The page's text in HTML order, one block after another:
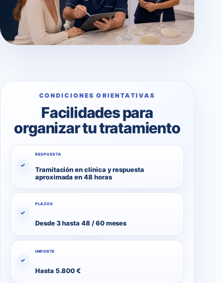
CONDICIONES ORIENTATIVAS
Facilidades para
organizar tu tratamiento
✓
RESPUESTA
Tramitación en clínica y respuesta
aproximada en 48 horas
✓
PLAZOS
Desde 3 hasta 48 / 60 meses
✓
IMPORTE
Hasta 5.800 €